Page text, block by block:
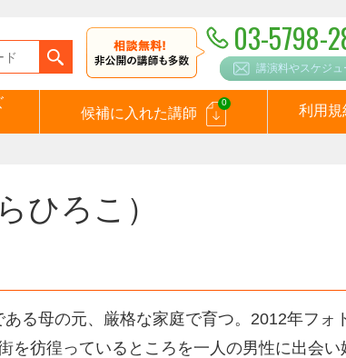
03-5798-
講演料やスケジ
候補に入れた講師
0
利用規
ひろこ）
る母の元、厳格な家庭で育つ。2012年フォ
を彷徨っているところを一人の男性に出会い